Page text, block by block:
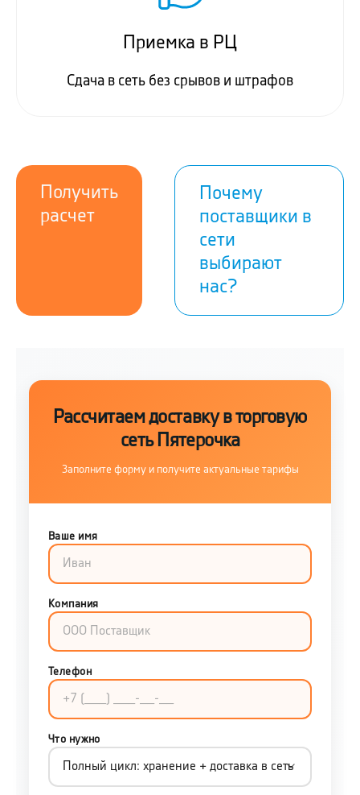
Приемка в РЦ
Сдача в сеть без срывов и штрафов
Получить
расчет
Почему
поставщики в
сети
выбирают
нас?
Рассчитаем доставку в торговую
сеть Пятерочка
Заполните форму и получите актуальные тарифы
Ваше имя
Компания
Телефон
Что нужно